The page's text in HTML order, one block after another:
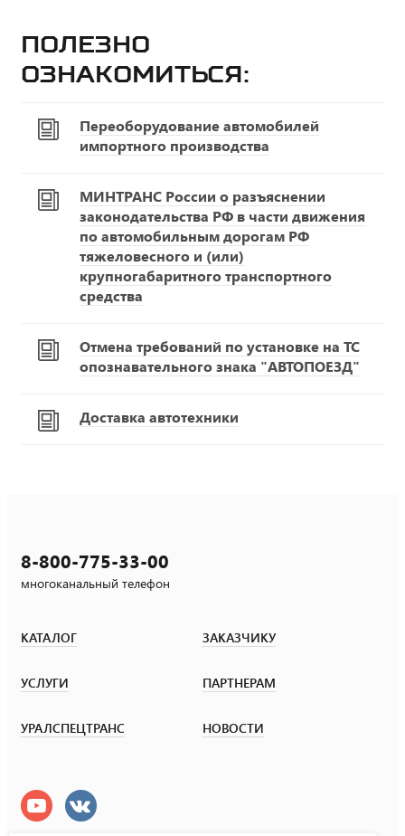
Полезно
ознакомиться:
Переоборудование автомобилей
импортного производства
МИНТРАНС России о разъяснении
законодательства РФ в части движения
по автомобильным дорогам РФ
тяжеловесного и (или)
крупногабаритного транспортного
средства
Отмена требований по установке на ТС
опознавательного знака "АВТОПОЕЗД"
Доставка автотехники
8-800-775-33-00
многоканальный телефон
КАТАЛОГ ЗАКАЗЧИКУ
УСЛУГИ ПАРТНЕРАМ
УРАЛСПЕЦТРАНС НОВОСТИ